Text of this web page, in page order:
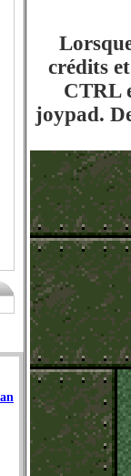
crédits
CTRL
joypad.